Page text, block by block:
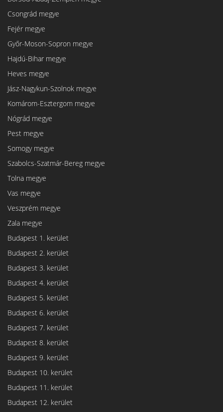
Csongrád megye
Fejér megye
Győr-Moson-Sopron megye
Hajdú-Bihar megye
Heves megye
Jász-Nagykun-Szolnok megye
Komárom-Esztergom megye
Nógrád megye
Pest megye
Somogy megye
Szabolcs-Szatmár-Bereg megye
Tolna megye
Vas megye
Veszprém megye
Zala megye
Budapest 1. kerület
Budapest 2. kerület
Budapest 3. kerület
Budapest 4. kerület
Budapest 5. kerület
Budapest 6. kerület
Budapest 7. kerület
Budapest 8. kerület
Budapest 9. kerület
Budapest 10. kerület
Budapest 11. kerület
Budapest 12. kerület